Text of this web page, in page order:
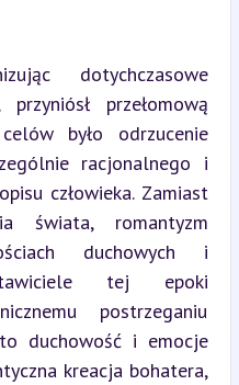
dotychczasowe
przełomową
było odrzucenie
racjonalnego i
człowieka. Zamiast
świata, romantyzm
duchowych i
tej epoki
postrzeganiu
duchowość i emocje
kreacja bohatera,